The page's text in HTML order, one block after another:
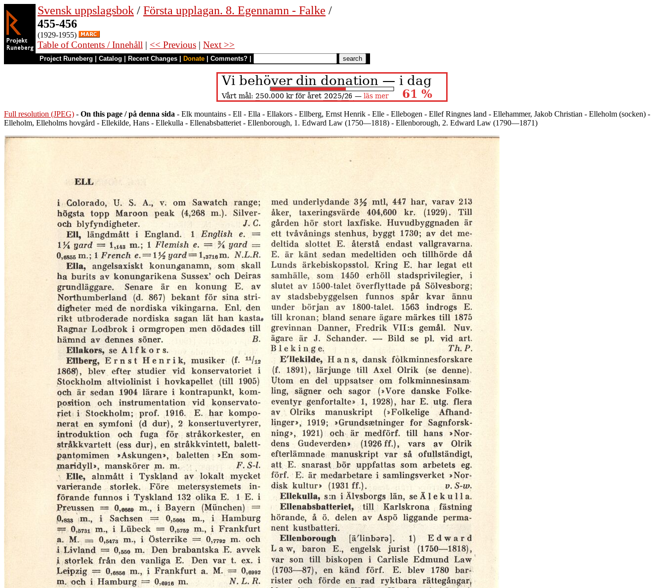
Svensk uppslagsbok / Första upplagan. 8. Egennamn - Falke /
455-456
(1929-1955)
Table of Contents / Innehåll | << Previous | Next >>
Project Runeberg Catalog Recent Changes Donate Comments?
Full resolution (JPEG) - On this page / på denna sida - Elk mountains - Ell - Ella - Ellakors - Ellberg, Ernst Henrik - Elle - Ellebogen - Ellef Ringnes land - Ellehammer, Jakob Christian - Elleholm (socken) -
Elleholm, Elleholms hovgård - Ellekilde, Hans - Ellekulla - Ellenabsbatteriet - Ellenborough, 1. Edward Law (1750—1818) - Ellenborough, 2. Edward Law (1790—1871)